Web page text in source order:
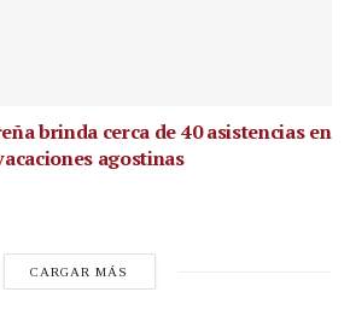
brinda cerca de 40 asistencias en
agostinas
CARGAR MÁS